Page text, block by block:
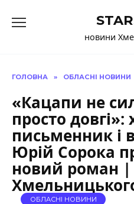
до
новини
ГОЛОВНА » ОБЛАСНІ НОВИНИ
«Кацапи не
просто
письменник і
Юрій Сорока
новий роман
ОБЛАСНІ НОВИНИ